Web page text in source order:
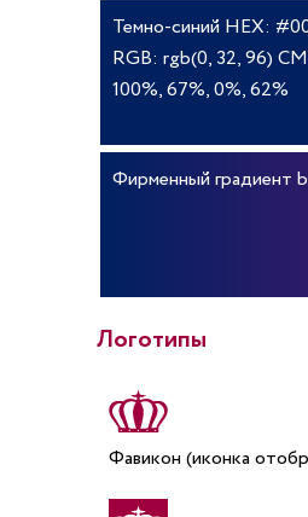
Темно-синий HEX:
RGB: rgb(0, 32, 96)
100%, 67%, 0%, 62%
Фирменный градиент
Логотипы
Фавикон (иконка